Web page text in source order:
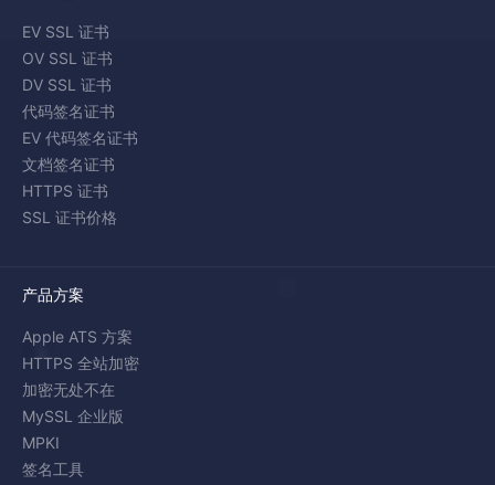
EV SSL 证书
OV SSL 证书
DV SSL 证书
代码签名证书
EV 代码签名证书
文档签名证书
HTTPS 证书
SSL 证书价格
产品方案
Apple ATS 方案
HTTPS 全站加密
加密无处不在
MySSL 企业版
MPKI
签名工具